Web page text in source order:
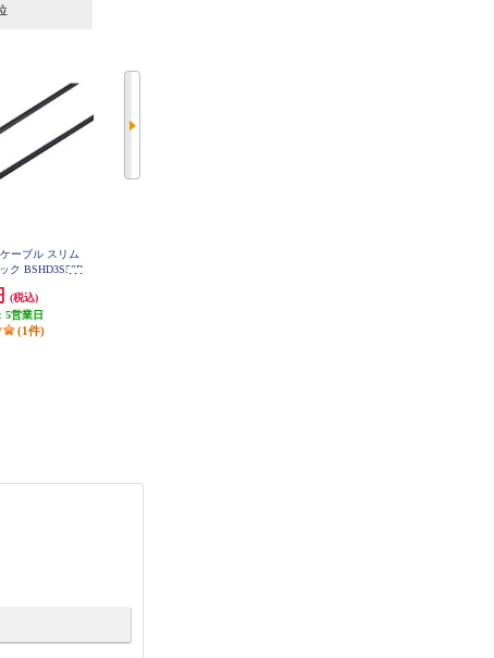
ーブル スリム
ク BSHD3S50B
(税込)
5営業日
(1件)